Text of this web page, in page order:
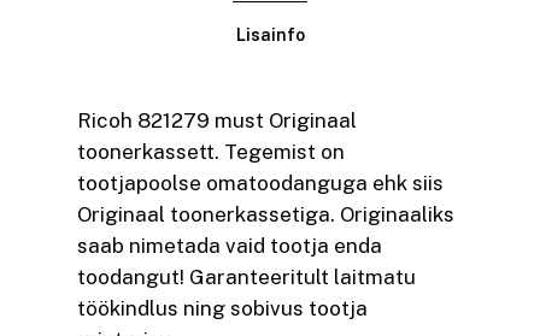
Lisainfo
Ricoh 821279 must Originaal
toonerkassett. Tegemist on
tootjapoolse omatoodanguga ehk siis
Originaal toonerkassetiga. Originaaliks
saab nimetada vaid tootja enda
toodangut! Garanteeritult laitmatu
töökindlus ning sobivus tootja